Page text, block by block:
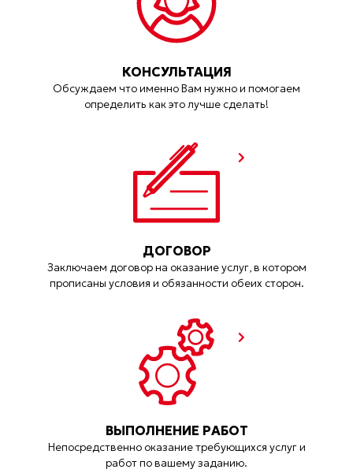
КОНСУЛЬТАЦИЯ
Обсуждаем что именно Вам нужно и помогаем
определить как это лучше сделать!
ДОГОВОР
Заключаем договор на оказание услуг, в котором
прописаны условия и обязанности обеих сторон.
ВЫПОЛНЕНИЕ РАБОТ
Непосредственно оказание требующихся услуг и
работ по вашему заданию.